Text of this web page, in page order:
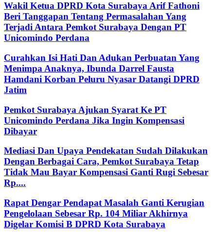
Wakil Ketua DPRD Kota Surabaya Arif Fathoni
Beri Tanggapan Tentang Permasalahan Yang
Terjadi Antara Pemkot Surabaya Dengan PT
Unicomindo Perdana
Curahkan Isi Hati Dan Adukan Perbuatan Yang
Menimpa Anaknya, Ibunda Darrel Fausta
Hamdani Korban Peluru Nyasar Datangi DPRD
Jatim
Pemkot Surabaya Ajukan Syarat Ke PT
Unicomindo Perdana Jika Ingin Kompensasi
Dibayar
Mediasi Dan Upaya Pendekatan Sudah Dilakukan
Dengan Berbagai Cara, Pemkot Surabaya Tetap
Tidak Mau Bayar Kompensasi Ganti Rugi Sebesar
Rp....
Rapat Dengar Pendapat Masalah Ganti Kerugian
Pengelolaan Sebesar Rp. 104 Miliar Akhirnya
Digelar Komisi B DPRD Kota Surabaya